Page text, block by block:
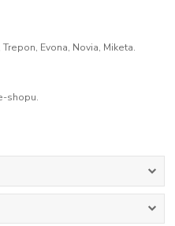
Evona, Novia, Miketa.
shopu.